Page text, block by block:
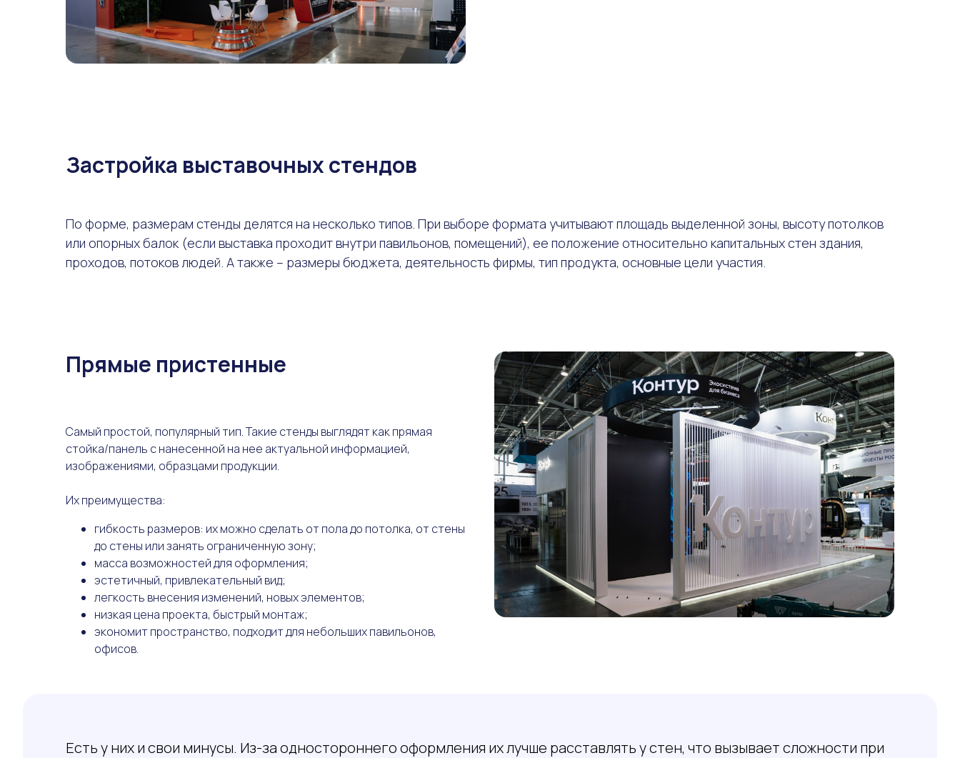
Застройка выставочных стендов
По форме, размерам стенды делятся на несколько типов. При выборе формата учитывают площадь выделенной зоны, высоту потолков
или опорных балок (если выставка проходит внутри павильонов, помещений), ее положение относительно капитальных стен здания,
проходов, потоков людей. А также – размеры бюджета, деятельность фирмы, тип продукта, основные цели участия.
Прямые пристенные
Самый простой, популярный тип. Такие стенды выглядят как прямая
стойка/панель с нанесенной на нее актуальной информацией,
изображениями, образцами продукции.
Их преимущества:
гибкость размеров: их можно сделать от пола до потолка, от стены
до стены или занять ограниченную зону;
масса возможностей для оформления;
эстетичный, привлекательный вид;
легкость внесения изменений, новых элементов;
низкая цена проекта, быстрый монтаж;
экономит пространство, подходит для небольших павильонов,
офисов.
Есть у них и свои минусы. Из-за одностороннего оформления их лучше расставлять у стен, что вызывает сложности при